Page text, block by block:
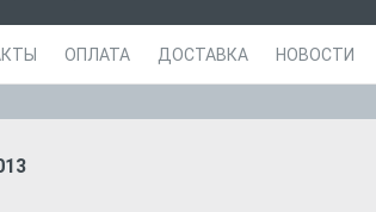
ОПЛАТА ДОСТАВКА НОВОСТИ